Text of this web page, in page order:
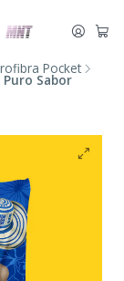
Pocket
Sabor